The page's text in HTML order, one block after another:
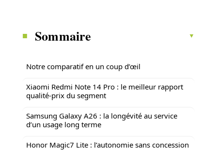
Sommaire
Notre comparatif en un coup d’œil
Xiaomi Redmi Note 14 Pro : le meilleur rapport
qualité-prix du segment
Samsung Galaxy A26 : la longévité au service
d’un usage long terme
Honor Magic7 Lite : l’autonomie sans concession